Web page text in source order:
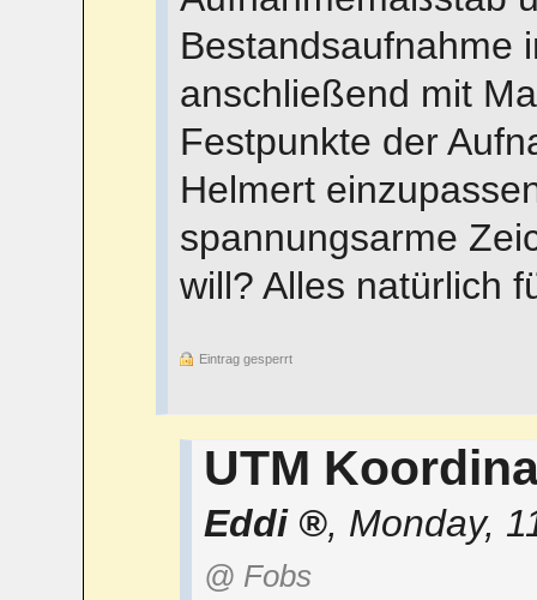
Bestandsaufnahme
anschließend mit
Festpunkte der
Helmert
spannungsarme
will? Alles natürlich
Eintrag gesperrt
UTM
Eddi , Monday,
@ Fobs